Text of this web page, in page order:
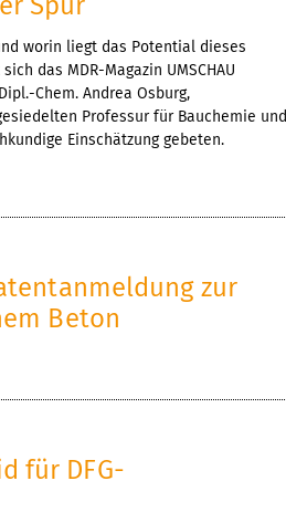
worin liegt das Potential dieses
das MDR-Magazin UMSCHAU
Chem. Andrea Osburg,
Professur für Bauchemie und
Einschätzung gebeten.
zur
Beton
für DFG-